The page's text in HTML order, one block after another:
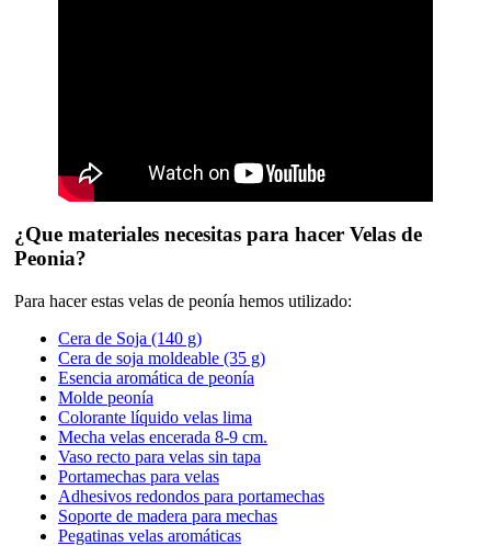
¿Que materiales necesitas para hacer Velas de
Peonia?
Para hacer estas velas de peonía hemos utilizado:
Cera de Soja (140 g)
Cera de soja moldeable (35 g)
Esencia aromática de peonía
Molde peonía
Colorante líquido velas lima
Mecha velas encerada 8-9 cm.
Vaso recto para velas sin tapa
Portamechas para velas
Adhesivos redondos para portamechas
Soporte de madera para mechas
Pegatinas velas aromáticas